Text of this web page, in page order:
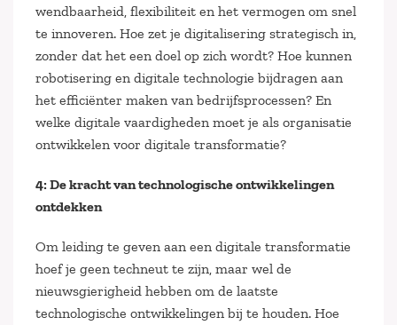
wendbaarheid, flexibiliteit en het vermogen om snel
te innoveren. Hoe zet je digitalisering strategisch in,
zonder dat het een doel op zich wordt? Hoe kunnen
robotisering en digitale technologie bijdragen aan
het efficiënter maken van bedrijfsprocessen? En
welke digitale vaardigheden moet je als organisatie
ontwikkelen voor digitale transformatie?
4: De kracht van technologische ontwikkelingen
ontdekken
Om leiding te geven aan een digitale transformatie
hoef je geen techneut te zijn, maar wel de
nieuwsgierigheid hebben om de laatste
technologische ontwikkelingen bij te houden. Hoe